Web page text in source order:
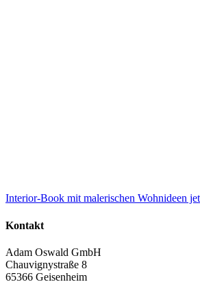
Interior-Book mit malerischen Wohnideen
Kontakt
Adam Oswald GmbH
Chauvignystraße 8
65366 Geisenheim